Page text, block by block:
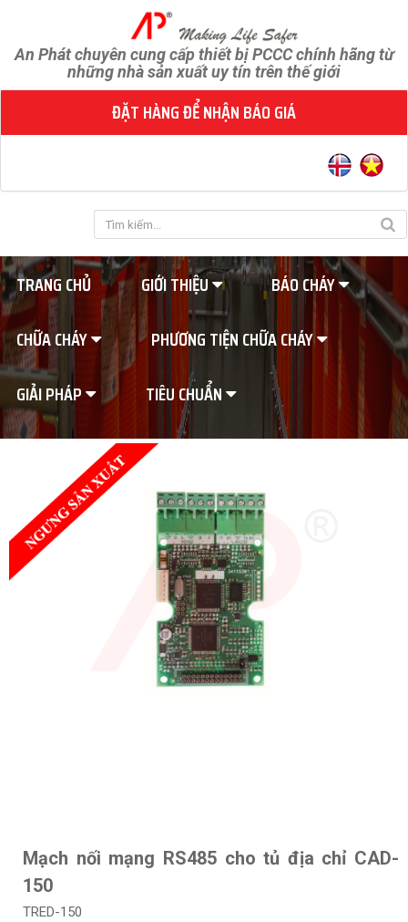
An Phát chuyên cung cấp thiết bị PCCC chính hãng từ
những nhà sản xuất uy tín trên thế giới
ĐẶT HÀNG ĐỂ NHẬN BÁO GIÁ
TRANG CHỦ GIỚI THIỆU
BÁO CHÁY
CHỮA CHÁY
PHƯƠNG TIỆN CHỮA CHÁY
GIẢI PHÁP
TIÊU CHUẨN
Mạch nối mạng RS485 cho tủ địa chỉ CAD-
150
TRED-150